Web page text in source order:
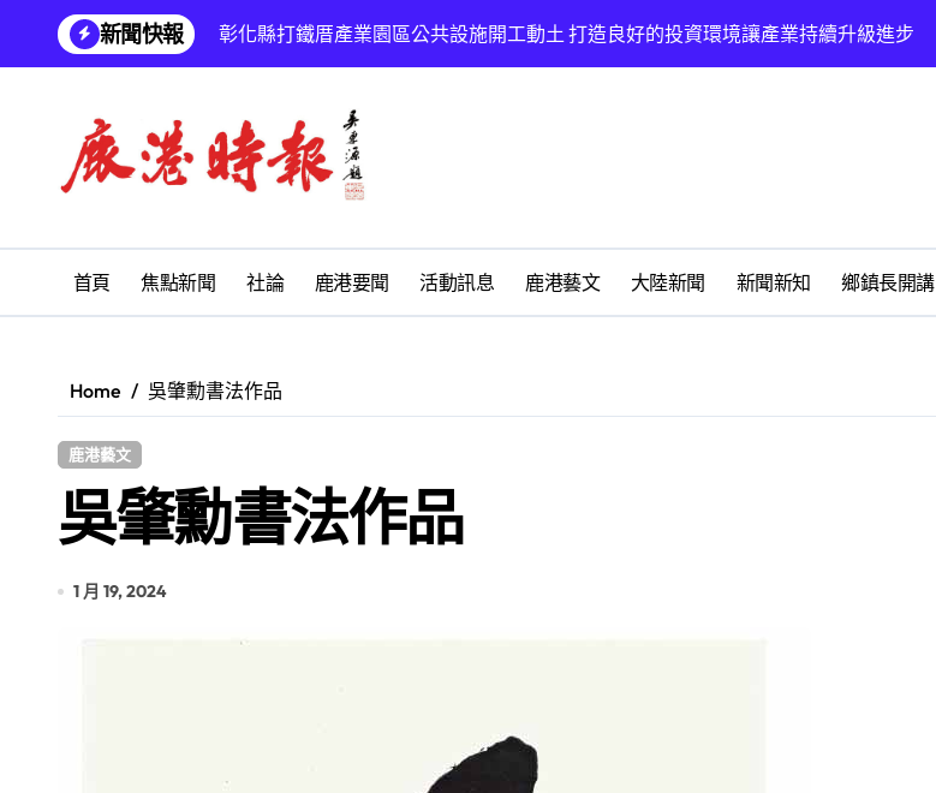
content
新聞快報
彰化縣打鐵厝產業園區公共設施開工動土 打造良好的投資環境讓產業持續升級進步
鹿港文開詩社
SUM順興汽車
鹿江詩書畫學會「藝啟同游」聯展 亞太鹿港渡假村登場
學校停課孩子放暑假 慎防感染腸病毒
福興鄉麻吉市集盛大登場 《福興農遊地圖》啟動深度農遊新體驗
首頁 焦點新聞 社論 鹿港要聞 活動訊息 鹿港藝文 大陸新聞 新聞新知 鄉鎮長開講
Home 吳肇勳書法作品
鹿港藝文
吳肇勳書法作品
1 月 19, 2024